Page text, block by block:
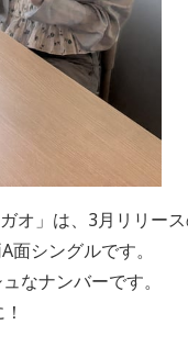
オ」は、3月リリー
シングルです。
なナンバーです。